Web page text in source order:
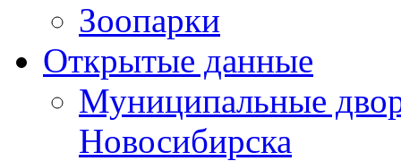
Зоопарки
Открытые данные
Муниципальные
Новосибирска